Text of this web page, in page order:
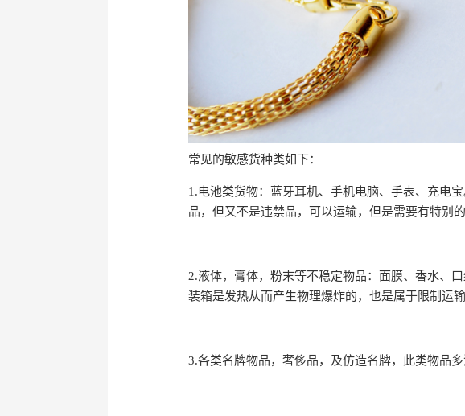
常见的敏感货种类如下：
1.电池类货物：蓝牙耳机、手机电脑、手表、充电
品，但又不是违禁品，可以运输，但是需要有特别的
2.液体，膏体，粉末等不稳定物品：面膜、香水、
装箱是发热从而产生物理爆炸的，也是属于限制运输
3.各类名牌物品，奢侈品，及仿造名牌，此类物品